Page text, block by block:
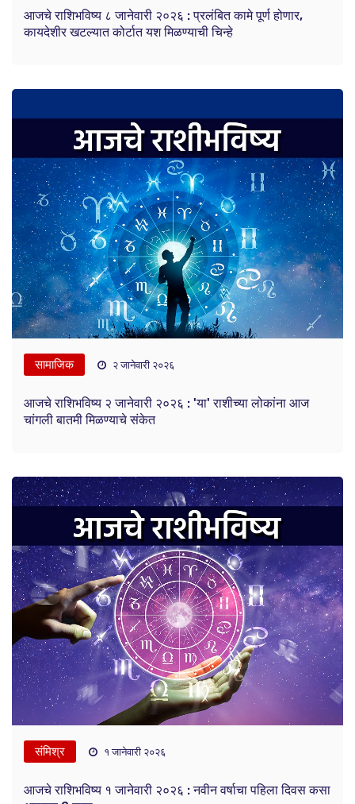
आजचे राशिभविष्य ८ जानेवारी २०२६ : प्रलंबित कामे पूर्ण होणार,
कायदेशीर खटल्यात कोर्टात यश मिळण्याची चिन्हे
सामाजिक २ जानेवारी २०२६
आजचे राशिभविष्य २ जानेवारी २०२६ : 'या' राशीच्या लोकांना आज
चांगली बातमी मिळण्याचे संकेत
संमिश्र १ जानेवारी २०२६
आजचे राशिभविष्य १ जानेवारी २०२६ : नवीन वर्षाचा पहिला दिवस कसा